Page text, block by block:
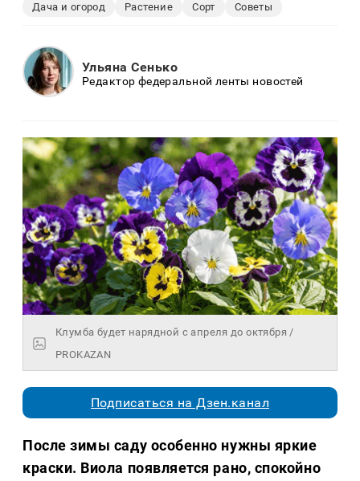
Дача и огород Растение Сорт Советы
Ульяна Сенько
Редактор федеральной ленты новостей
Клумба будет нарядной с апреля до октября /
PROKAZAN
Подписаться на Дзен.канал
После зимы саду особенно нужны яркие
краски. Виола появляется рано, спокойно